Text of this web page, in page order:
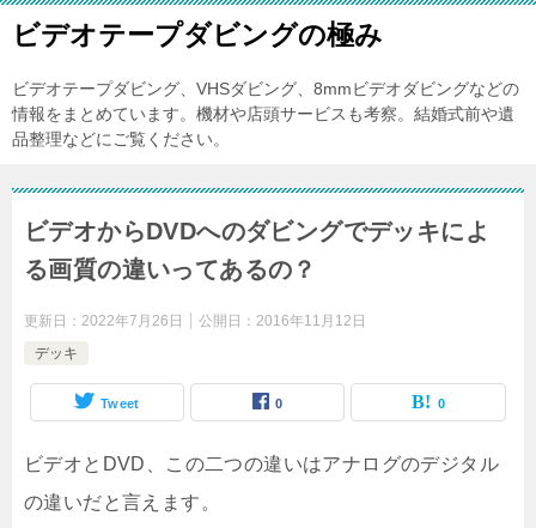
ビデオテープダビングの極み
ビデオテープダビング、VHSダビング、8mmビデオダビングなどの
情報をまとめています。機材や店頭サービスも考察。結婚式前や遺
品整理などにご覧ください。
ビデオからDVDへのダビングでデッキによ
る画質の違いってあるの？
更新日： 2022年7月26日 公開日： 2016年11月12日
デッキ
Tweet 0 0
ビデオとDVD、この二つの違いはアナログのデジタル
の違いだと言えます。